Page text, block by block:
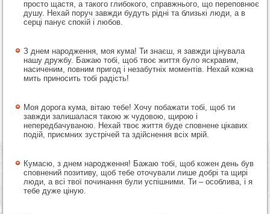
просто щастя, а такого глибокого, справжнього, що переповнює
душу. Нехай поруч завжди будуть рідні та близькі люди, а в
серці панує спокій і любов.
З днем народження, моя кума! Ти знаєш, я завжди цінувала
нашу дружбу. Бажаю тобі, щоб твоє життя було яскравим,
насиченим, повним пригод і незабутніх моментів. Нехай кожна
мить приносить тобі радість!
Моя дорога кума, вітаю тебе! Хочу побажати тобі, щоб ти
завжди залишалася такою ж чудовою, щирою і
непередбачуваною. Нехай твоє життя буде сповнене цікавих
подій, приємних зустрічей та здійснення всіх мрій.
Кумасю, з днем народження! Бажаю тобі, щоб кожен день був
сповнений позитиву, щоб тебе оточували лише добрі та щирі
люди, а всі твої починання були успішними. Ти – особлива, і я
тебе дуже ціную.